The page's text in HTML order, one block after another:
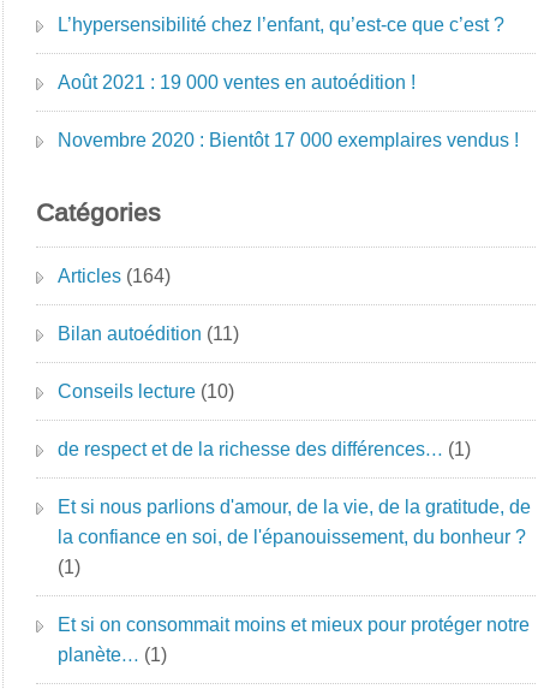
L’hypersensibilité chez l’enfant, qu’est-ce que c’est ?
Août 2021 : 19 000 ventes en autoédition !
Novembre 2020 : Bientôt 17 000 exemplaires vendus !
Catégories
Articles (164)
Bilan autoédition (11)
Conseils lecture (10)
de respect et de la richesse des différences… (1)
Et si nous parlions d'amour, de la vie, de la gratitude, de
la confiance en soi, de l'épanouissement, du bonheur ?
(1)
Et si on consommait moins et mieux pour protéger notre
planète… (1)